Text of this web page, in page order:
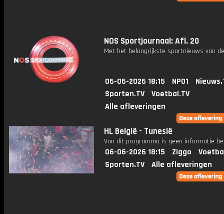
NOS Sportjournaal: Afl. 20
Met het belangrijkste sportnieuws van
06-06-2026 18:15 NPO1
Sporten.TV
Voetbal.TV
Alle afleveringen
HL België - Tunesië
Van dit programma is geen informatie
06-06-2026 18:15 Ziggo
Sporten.TV
Alle afleveringen